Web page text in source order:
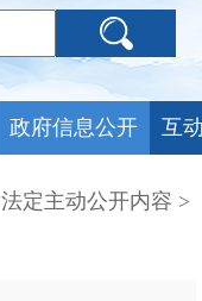
政府信息公开 互
法定主动公开内容 >